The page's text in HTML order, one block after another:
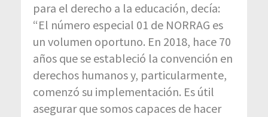
para el derecho a la educación, decía:
“El número especial 01 de NORRAG es
un volumen oportuno. En 2018, hace 70
años que se estableció la convención en
derechos humanos y, particularmente,
comenzó su implementación. Es útil
asegurar que somos capaces de hacer